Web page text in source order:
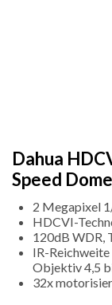
Dahua
Speed
2 Megapixel
HDCVI-
120dB WDR,
IR-
Objektiv 4,5
32x